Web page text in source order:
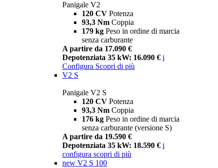
Panigale V2
120 CV Potenza
93,3 Nm Coppia
179 kg Peso in ordine di marcia
senza carburante
A partire da 17.090 €
Depotenziata 35 kW: 16.090 € i
Configura Scopri di più
V2 S
Panigale V2 S
120 CV Potenza
93,3 Nm Coppia
176 kg Peso in ordine di marcia
senza carburante (versione S)
A partire da 19.590 €
Depotenziata 35 kW: 18.590 € i
configura scopri di più
new V2 S 100